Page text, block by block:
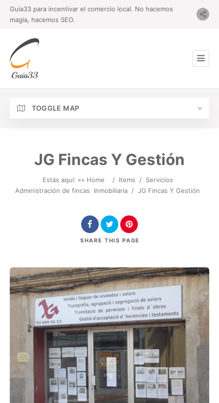
Guia33 para incentivar el comercio local. No hacemos
magia, hacemos SEO.
TOGGLE MAP
JG Fincas Y Gestión
Estás aquí: »» Home / Items / Servicios
Administración de fincas
Inmobiliaria / JG Fincas Y Gestión
SHARE THIS PAGE